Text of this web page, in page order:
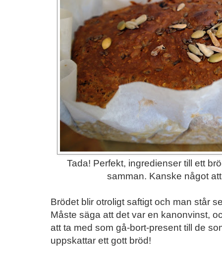
Tada! Perfekt, ingredienser till ett
samman. Kanske något
Brödet blir otroligt saftigt och man står
Måste säga att det var en kanonvinst,
att ta med som gå-bort-present till de
uppskattar ett gott bröd!